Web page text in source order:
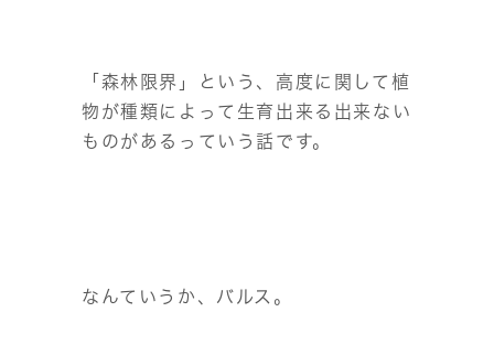
「森林限界」という、高度に関して植
物が種類によって生育出来る出来ない
ものがあるっていう話です。
なんていうか、バルス。